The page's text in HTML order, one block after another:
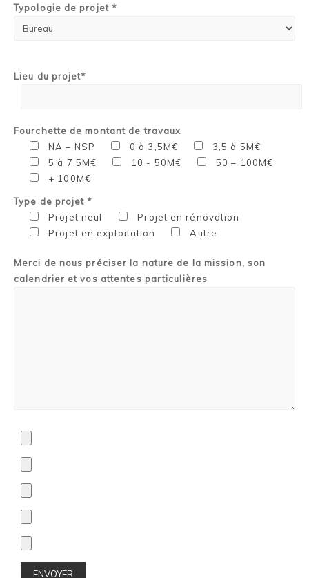
Typologie de projet *
Lieu du projet*
Fourchette de montant de travaux
NA – NSP
0 à 3,5M€
3,5 à 5M€
5 à 7,5M€
10 - 50M€
50 – 100M€
+ 100M€
Type de projet *
Projet neuf
Projet en rénovation
Projet en exploitation
Autre
Merci de nous préciser la nature de la mission, son
calendrier et vos attentes particulières